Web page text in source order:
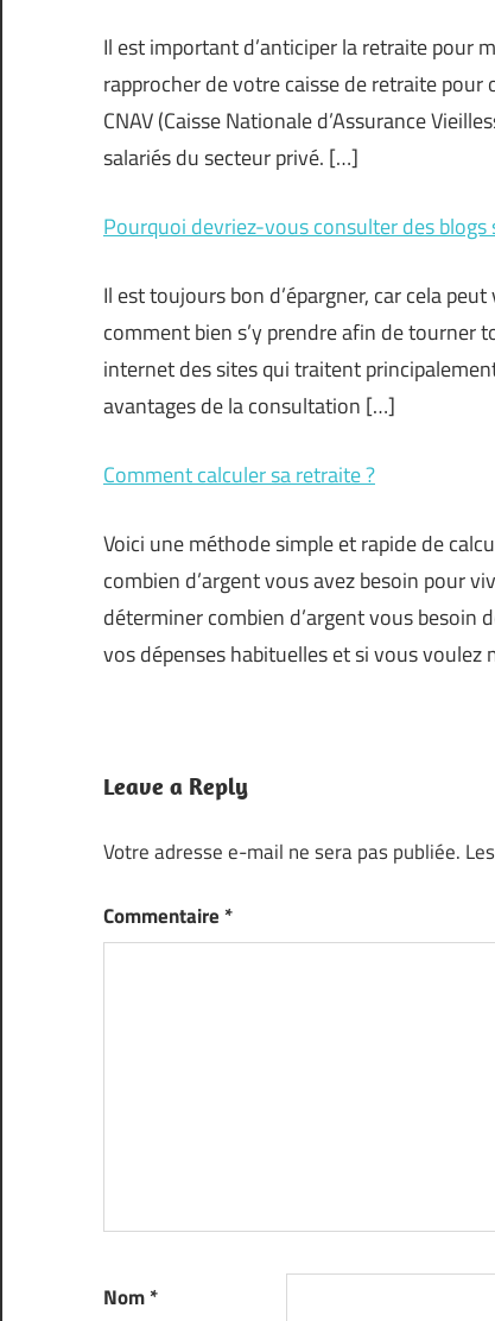
Il est important d’anticiper la retraite pour
rapprocher de votre caisse de retraite
CNAV (Caisse Nationale d’Assurance
salariés du secteur privé. […]
Pourquoi devriez-vous consulter des blogs
Il est toujours bon d’épargner, car cela
comment bien s’y prendre afin de tourner
internet des sites qui traitent
avantages de la consultation […]
Comment calculer sa retraite ?
Voici une méthode simple et rapide de
combien d’argent vous avez besoin pour
déterminer combien d’argent vous besoin
vos dépenses habituelles et si vous
Leave a Reply
Votre adresse e-mail ne sera pas publiée.
Commentaire *
Nom*